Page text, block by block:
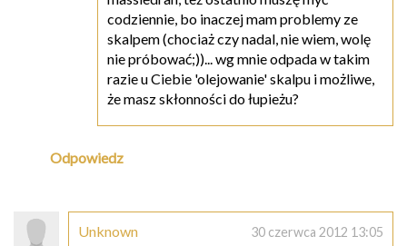
codziennie, bo inaczej mam problemy ze
skalpem (chociaż czy nadal, nie wiem, wolę
nie próbować;))... wg mnie odpada w takim
razie u Ciebie 'olejowanie' skalpu i możliwe,
że masz skłonności do łupieżu?
Odpowiedz
Unknown 30 czerwca 2012 13:05